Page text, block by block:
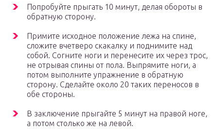
Попробуйте прыгать 10 минут, делая обороты в
обратную сторону.
Примите исходное положение лежа на спине,
сложите вчетверо скакалку и поднимите над
собой. Согните ноги и перенесите их через трос,
не отрывая спины от пола. Выпрямите ноги, а
потом выполните упражнение в обратную
сторону. Сделайте около 20 таких переносов в
обе стороны.
В заключение прыгайте 5 минут на правой ноге,
а потом столько же на левой.